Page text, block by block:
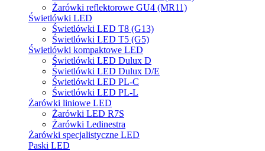
Żarówki reflektorowe GU4 (MR11)
Świetlówki LED
Świetlówki LED T8 (G13)
Świetlówki LED T5 (G5)
Świetlówki kompaktowe LED
Świetlówki LED Dulux D
Świetlówki LED Dulux D/E
Świetlówki LED PL-C
Świetlówki LED PL-L
Żarówki liniowe LED
Żarówki LED R7S
Żarówki Ledinestra
Żarówki specjalistyczne LED
Paski LED